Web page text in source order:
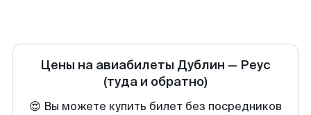
Цены на авиабилеты Дублин — Реус
(туда и обратно)
😍 Вы можете купить билет без посредников